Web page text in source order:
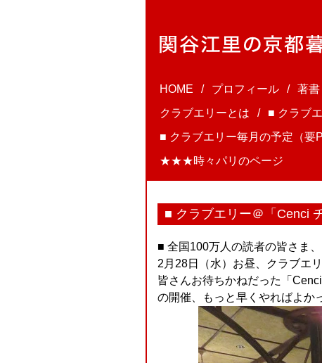
HOME プロフィール 著書
クラブエリーとは
■ クラブ
■ クラブエリー毎月の予定（要
★★★時々パリのページ
■ クラブエリー＠「Cenci
■ 全国100万人の読者の皆さま
2月28日（水）お昼、クラブエ
皆さんお待ちかねだった「Cenci
の開催、もっと早くやればよか